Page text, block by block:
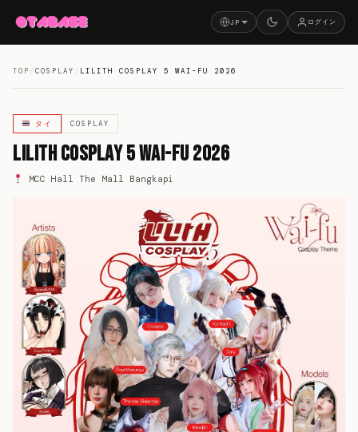
JP ログイン
TOP / COSPLAY / LILITH COSPLAY 5 WAI-FU 2026
タイ COSPLAY
Lilith Cosplay 5 Wai-fu 2026
MCC Hall The Mall Bangkapi